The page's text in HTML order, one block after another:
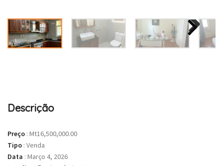
Descrição
Preço : Mt16,500,000.00
Tipo : Venda
Data : Março 4, 2026